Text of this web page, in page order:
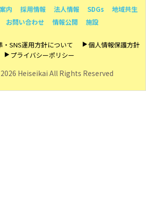
内 採用情報 法人情報 SDGs
地域共生
お問い合わせ 情報公開 施設
SNS運用方針について
個人情報保護方針
プライバシーポリシー
2026 Heiseikai All Rights Reserved